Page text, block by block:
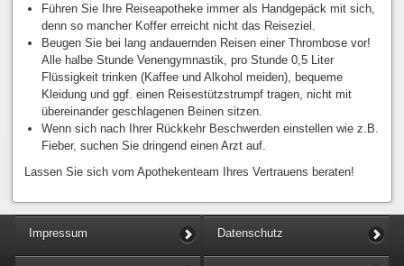
Führen Sie Ihre Reiseapotheke immer als Handgepäck mit sich,
denn so mancher Koffer erreicht nicht das Reiseziel.
Beugen Sie bei lang andauernden Reisen einer Thrombose vor!
Alle halbe Stunde Venengymnastik, pro Stunde 0,5 Liter
Flüssigkeit trinken (Kaffee und Alkohol meiden), bequeme
Kleidung und ggf. einen Reisestützstrumpf tragen, nicht mit
übereinander geschlagenen Beinen sitzen.
Wenn sich nach Ihrer Rückkehr Beschwerden einstellen wie z.B.
Fieber, suchen Sie dringend einen Arzt auf.
Lassen Sie sich vom Apothekenteam Ihres Vertrauens beraten!
Impressum Datenschutz